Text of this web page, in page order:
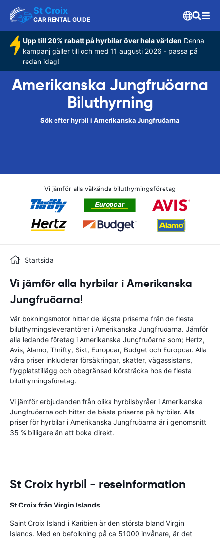
St Croix
CAR RENTAL GUIDE
Upp till 20% rabatt på hyrbilar över hela världen Denna
kampanj gäller till och med 11 augusti 2026 - passa på
redan idag!
Amerikanska Jungfruöarna
Biluthyrning
Sök efter hyrbil i Amerikanska Jungfruöarna
Vi jämför alla välkända biluthyrningsföretag
Startsida
Vi jämför alla hyrbilar i Amerikanska
Jungfruöarna!
Vår bokningsmotor hittar de lägsta priserna från de flesta
biluthyrningsleverantörer i Amerikanska Jungfruöarna. Jämför
alla ledande företag i Amerikanska Jungfruöarna som; Hertz,
Avis, Alamo, Thrifty, Sixt, Europcar, Budget och Europcar. Alla
våra priser inkluderar försäkringar, skatter, vägassistans,
flygplatstillägg och obegränsad körsträcka hos de flesta
biluthyrningsföretag.
Vi jämför erbjudanden från olika hyrbilsbyråer i Amerikanska
Jungfruöarna och hittar de bästa priserna på hyrbilar. Alla
priser för hyrbilar i Amerikanska Jungfruöarna är i genomsnitt
35 % billigare än att boka direkt.
St Croix hyrbil - reseinformation
St Croix från Virgin Islands
Saint Croix Island i Karibien är den största bland Virgin
Islands. Med en befolkning på ca 51000 invånare, är det